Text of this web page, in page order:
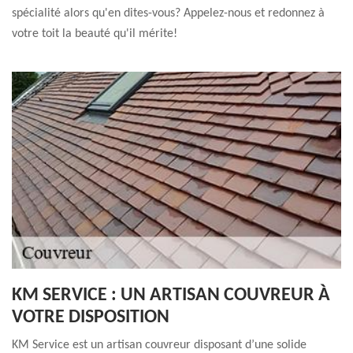
spécialité alors qu'en dites-vous? Appelez-nous et redonnez à
votre toit la beauté qu'il mérite!
KM SERVICE : UN ARTISAN COUVREUR À
VOTRE DISPOSITION
KM Service est un artisan couvreur disposant d’une solide